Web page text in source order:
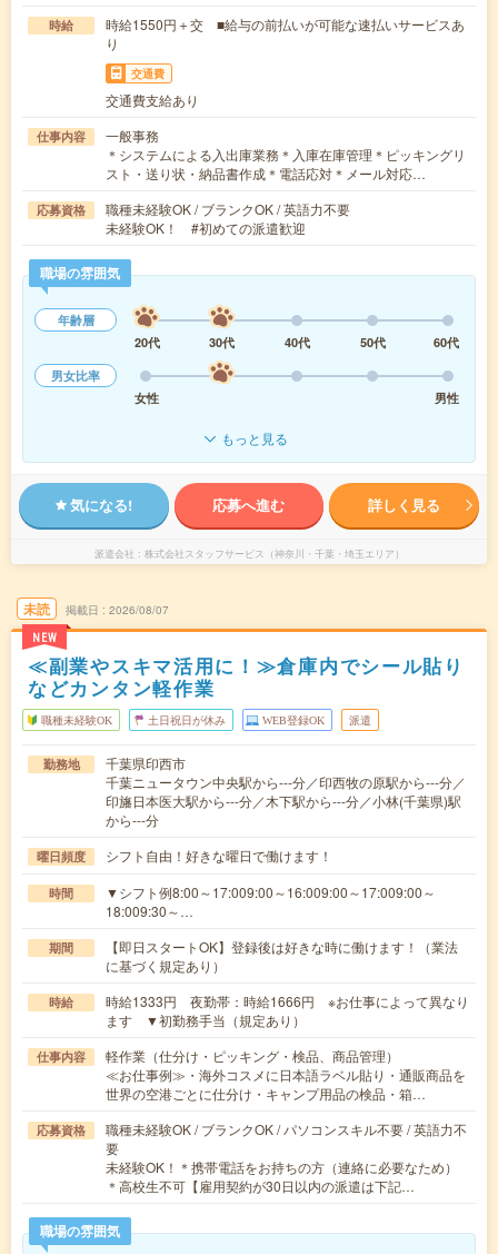
時給
時給1550円＋交 ■給与の前払いが可能な速払いサービスあ
り
交通費
交通費支給あり
仕事内容
一般事務
＊システムによる入出庫業務＊入庫在庫管理＊ピッキングリ
スト・送り状・納品書作成＊電話応対＊メール対応…
応募資格
職種未経験OK / ブランクOK / 英語力不要
未経験OK！ #初めての派遣歓迎
職場の雰囲気
年齢層
20代
30代 40代 50代
60代
男女比率
女性
男性
もっと見る
気になる! 応募へ進む 詳しく見る
派遣会社 株式会社スタッフサービス（神奈川・千葉・埼玉エリア）
未読
NEW
掲載日 2026/08/07
≪副業やスキマ活用に！≫倉庫内でシール貼り
などカンタン軽作業
職種未経験OK 土日祝日が休み WEB登録OK 派遣
勤務地
千葉県印西市
千葉ニュータウン中央駅から---分／印西牧の原駅から---分／
印旛日本医大駅から---分／木下駅から---分／小林(千葉県)駅
から---分
曜日頻度 シフト自由！好きな曜日で働けます！
時間
▼シフト例8:00～17:009:00～16:009:00～17:009:00～
18:009:30～…
期間
【即日スタートOK】登録後は好きな時に働けます！（業法
に基づく規定あり）
時給
時給1333円 夜勤帯：時給1666円 ※お仕事によって異なり
ます ▼初勤務手当（規定あり）
仕事内容
軽作業（仕分け・ピッキング・検品、商品管理）
≪お仕事例≫・海外コスメに日本語ラベル貼り・通販商品を
世界の空港ごとに仕分け・キャンプ用品の検品・箱…
応募資格
職種未経験OK / ブランクOK / パソコンスキル不要 / 英語力不
要
未経験OK！＊携帯電話をお持ちの方（連絡に必要なため）
＊高校生不可【雇用契約が30日以内の派遣は下記…
職場の雰囲気